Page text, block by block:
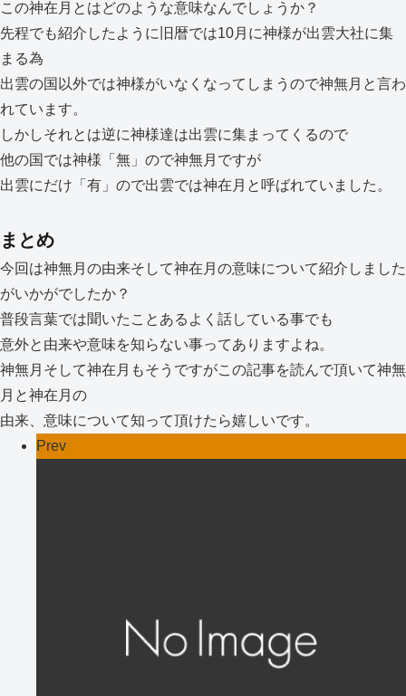
この神在月とはどのような意味なんでしょうか？
先程でも紹介したように旧暦では10月に神様が出雲大社に集
まる為
出雲の国以外では神様がいなくなってしまうので神無月と言わ
れています。
しかしそれとは逆に神様達は出雲に集まってくるので
他の国では神様「無」ので神無月ですが
出雲にだけ「有」ので出雲では神在月と呼ばれていました。
まとめ
今回は神無月の由来そして神在月の意味について紹介しました
がいかがでしたか？
普段言葉では聞いたことあるよく話している事でも
意外と由来や意味を知らない事ってありますよね。
神無月そして神在月もそうですがこの記事を読んで頂いて神無
月と神在月の
由来、意味について知って頂けたら嬉しいです。
Prev